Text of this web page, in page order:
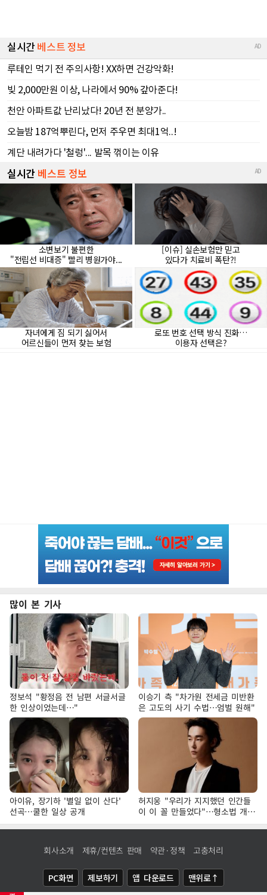
많이 본 기사
정보석 "황정음 전 남편 서글서글
한 인상이었는데…"
이승기 측 "차가원 전세금 미반환
은 고도의 사기 수법…엄벌 원해"
아이유, 장기하 '별일 없이 산다'
선곡…쿨한 일상 공개
허지웅 "우리가 지지했던 인간들
이 이 꼴 만들었다"…형소법 개정
에 격한 반응
회사소개 제휴/컨텐츠 판매 약관·정책 고충처리
PC화면 제보하기 앱 다운로드 맨위로↑